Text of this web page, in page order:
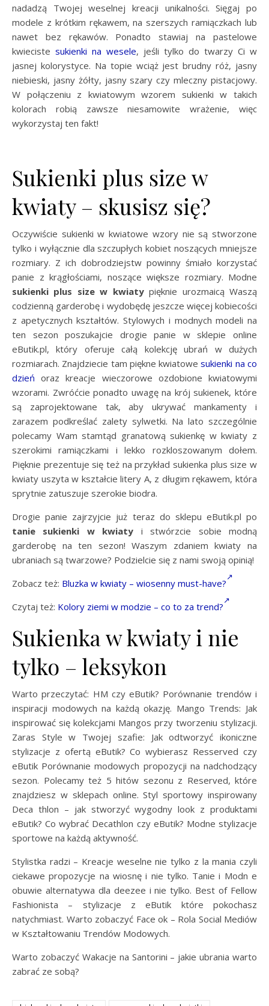
nadadzą Twojej weselnej kreacji unikalności. Sięgaj po
modele z krótkim rękawem, na szerszych ramiączkach lub
nawet bez rękawów. Ponadto stawiaj na pastelowe
kwieciste sukienki na wesele, jeśli tylko do twarzy Ci w
jasnej kolorystyce. Na topie wciąż jest brudny róż, jasny
niebieski, jasny żółty, jasny szary czy mleczny pistacjowy.
W połączeniu z kwiatowym wzorem sukienki w takich
kolorach robią zawsze niesamowite wrażenie, więc
wykorzystaj ten fakt!
Sukienki plus size w
kwiaty – skusisz się?
Oczywiście sukienki w kwiatowe wzory nie są stworzone
tylko i wyłącznie dla szczupłych kobiet noszących mniejsze
rozmiary. Z ich dobrodziejstw powinny śmiało korzystać
panie z krągłościami, noszące większe rozmiary. Modne
sukienki plus size w kwiatypięknie urozmaicą Waszą
codzienną garderobę i wydobędę jeszcze więcej kobiecości
z apetycznych kształtów. Stylowych i modnych modeli na
ten sezon poszukajcie drogie panie w sklepie online
eButik.pl, który oferuje całą kolekcję ubrań w dużych
rozmiarach. Znajdziecie tam piękne kwiatowesukienki na co
dzień oraz kreacje wieczorowe ozdobione kwiatowymi
wzorami. Zwróćcie ponadto uwagę na krój sukienek, które
są zaprojektowane tak, aby ukrywać mankamenty i
zarazem podkreślać zalety sylwetki. Na lato szczególnie
polecamy Wam stamtąd granatową sukienkę w kwiaty z
szerokimi ramiączkami i lekko rozkloszowanym dołem.
Pięknie prezentuje się też na przykład sukienka plus size w
kwiaty uszyta w kształcie litery A, z długim rękawem, która
sprytnie zatuszuje szerokie biodra.
Drogie panie zajrzyjcie już teraz do sklepu eButik.pl po
tanie sukienki w kwiaty i stwórzcie sobie modną
garderobę na ten sezon! Waszym zdaniem kwiaty na
ubraniach są twarzowe? Podzielcie się z nami swoją opinią!
Zobacz też: Bluzka w kwiaty – wiosenny must-have?
Czytaj też: Kolory ziemi w modzie – co to za trend?
Sukienka w kwiaty i nie
tylko – leksykon
Warto przeczytać: HM czy eButik? Porównanie trendów i
inspiracji modowych na każdą okazję. Mango Trends: Jak
inspirować się kolekcjami Mangos przy tworzeniu stylizacji.
Zaras Style w Twojej szafie: Jak odtworzyć ikoniczne
stylizacje z ofertą eButik? Co wybierasz Resserved czy
eButik Porównanie modowych propozycji na nadchodzący
sezon. Polecamy też 5 hitów sezonu z Reserved, które
znajdziesz w sklepach online. Styl sportowy inspirowany
Deca thlon – jak stworzyć wygodny look z produktami
eButik? Co wybrać Decathlon czy eButik? Modne stylizacje
sportowe na każdą aktywność.
Stylistka radzi – Kreacje weselne nie tylko z la mania czyli
ciekawe propozycje na wiosnę i nie tylko. Tanie i Modn e
obuwie alternatywa dla deezee i nie tylko. Best of Fellow
Fashionista – stylizacje z eButik które pokochasz
natychmiast. Warto zobaczyć Face ok – Rola Social Mediów
w Kształtowaniu Trendów Modowych.
Warto zobaczyć Wakacje na Santorini – jakie ubrania warto
zabrać ze sobą?